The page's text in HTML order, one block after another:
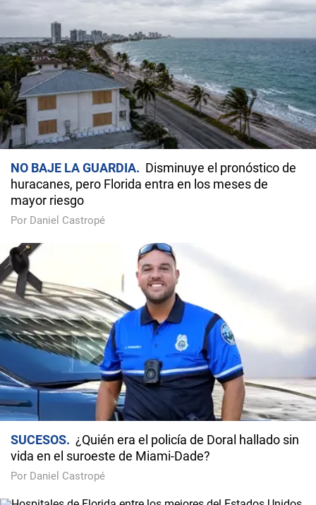
NO BAJE LA GUARDIA
Disminuye el pronóstico de
huracanes, pero Florida entra en los meses de
mayor riesgo
Por Daniel Castropé
SUCESOS
¿Quién era el policía de Doral hallado sin
vida en el suroeste de Miami-Dade?
Por Daniel Castropé